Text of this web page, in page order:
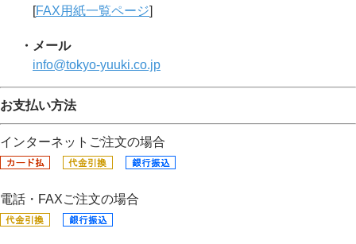
[FAX用紙一覧ページ]
・メール
info@tokyo-yuuki.co.jp
お支払い方法
インターネットご注文の場合
電話・FAXご注文の場合